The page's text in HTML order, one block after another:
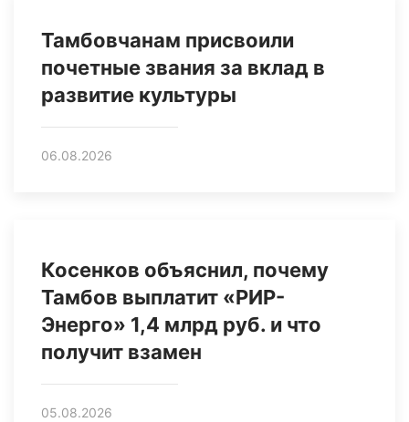
Тамбовчанам присвоили
почетные звания за вклад в
развитие культуры
06.08.2026
Косенков объяснил, почему
Тамбов выплатит «РИР-
Энерго» 1,4 млрд руб. и что
получит взамен
05.08.2026